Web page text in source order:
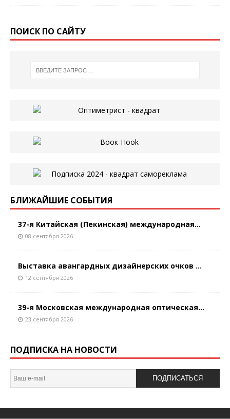
ПОИСК ПО САЙТУ
БЛИЖАЙШИЕ СОБЫТИЯ
37-я Китайская (Пекинская) международная...
08 сентября 2026
Выставка авангардных дизайнерских очков ...
12 сентября 2026
39-я Московская международная оптическая...
23 сентября 2026
ПОДПИСКА НА НОВОСТИ
ПОДПИСАТЬСЯ